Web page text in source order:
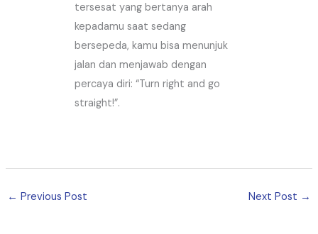
tersesat yang bertanya arah
kepadamu saat sedang
bersepeda, kamu bisa menunjuk
jalan dan menjawab dengan
percaya diri: “Turn right and go
straight!”.
← Previous Post Next Post →